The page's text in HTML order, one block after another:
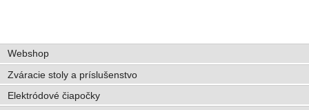
Webshop
Zváracie stoly a príslušenstvo
Elektródové čiapočky